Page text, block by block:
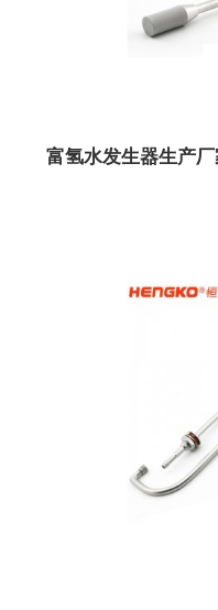
富氢水发生器生产